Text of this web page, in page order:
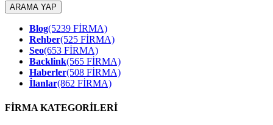
ARAMA YAP
Blog(5239 FİRMA)
Rehber(525 FİRMA)
Seo(653 FİRMA)
Backlink(565 FİRMA)
Haberler(508 FİRMA)
İlanlar(862 FİRMA)
FİRMA KATEGORİLERİ